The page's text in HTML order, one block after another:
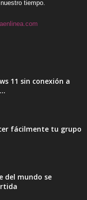
tiempo.
11 sin conexión a
fácilmente tu grupo
del mundo se